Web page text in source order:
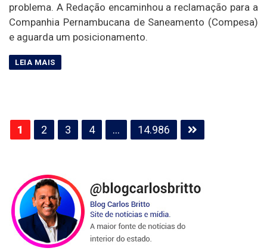
problema. A Redação encaminhou a reclamação para a
Companhia Pernambucana de Saneamento (Compesa)
e aguarda um posicionamento.
Paginação
de
1 2 3 4 … 14.986